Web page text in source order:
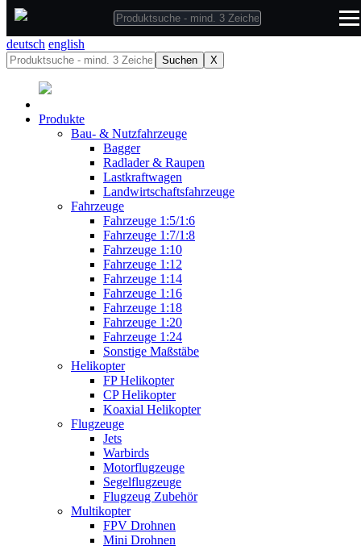
deutsch english
Suchen X
Produkte
Bau- & Nutzfahrzeuge
Bagger
Radlader & Raupen
Lastkraftwagen
Landwirtschaftsfahrzeuge
Fahrzeuge
Fahrzeuge 1:5/1:6
Fahrzeuge 1:7/1:8
Fahrzeuge 1:10
Fahrzeuge 1:12
Fahrzeuge 1:14
Fahrzeuge 1:16
Fahrzeuge 1:18
Fahrzeuge 1:20
Fahrzeuge 1:24
Sonstige Maßstäbe
Helikopter
FP Helikopter
CP Helikopter
Koaxial Helikopter
Flugzeuge
Jets
Warbirds
Motorflugzeuge
Segelflugzeuge
Flugzeug Zubehör
Multikopter
FPV Drohnen
Mini Drohnen